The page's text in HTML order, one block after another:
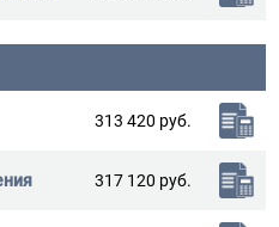
313 420 руб.
317 120 руб.